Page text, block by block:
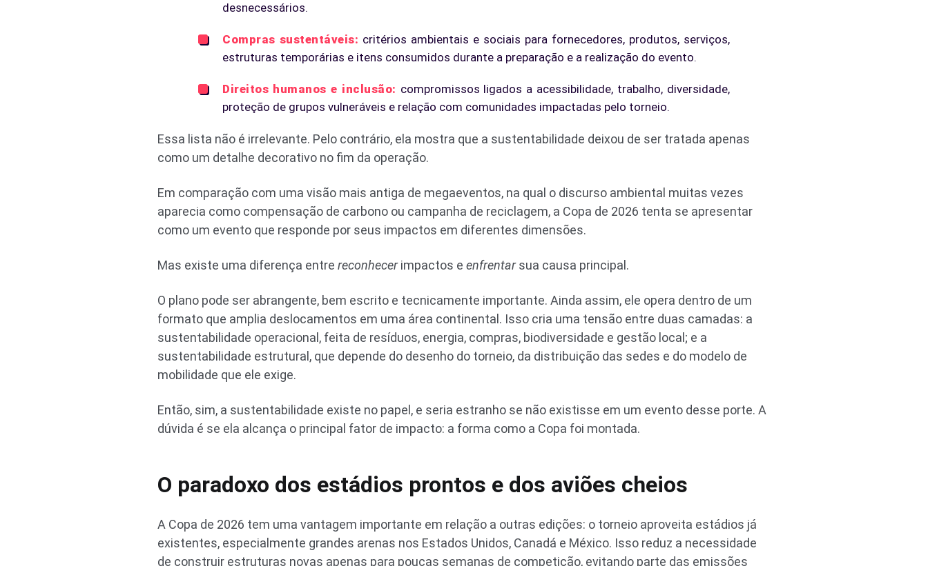
desnecessários.
Compras sustentáveis: critérios ambientais e sociais para fornecedores, produtos, serviços,
estruturas temporárias e itens consumidos durante a preparação e a realização do evento.
Direitos humanos e inclusão: compromissos ligados a acessibilidade, trabalho, diversidade,
proteção de grupos vulneráveis e relação com comunidades impactadas pelo torneio.
Essa lista não é irrelevante. Pelo contrário, ela mostra que a sustentabilidade deixou de ser tratada apenas
como um detalhe decorativo no fim da operação.
Em comparação com uma visão mais antiga de megaeventos, na qual o discurso ambiental muitas vezes
aparecia como compensação de carbono ou campanha de reciclagem, a Copa de 2026 tenta se apresentar
como um evento que responde por seus impactos em diferentes dimensões.
Mas existe uma diferença entre reconhecerimpactos e enfrentarsua causa principal.
O plano pode ser abrangente, bem escrito e tecnicamente importante. Ainda assim, ele opera dentro de um
formato que amplia deslocamentos em uma área continental. Isso cria uma tensão entre duas camadas: a
sustentabilidade operacional, feita de resíduos, energia, compras, biodiversidade e gestão local; e a
sustentabilidade estrutural, que depende do desenho do torneio, da distribuição das sedes e do modelo de
mobilidade que ele exige.
Então, sim, a sustentabilidade existe no papel, e seria estranho se não existisse em um evento desse porte. A
dúvida é se ela alcança o principal fator de impacto: a forma como a Copa foi montada.
O paradoxo dos estádios prontos e dos aviões cheios
A Copa de 2026 tem uma vantagem importante em relação a outras edições: o torneio aproveita estádios já
existentes, especialmente grandes arenas nos Estados Unidos, Canadá e México. Isso reduz a necessidade
de construir estruturas novas apenas para poucas semanas de competição, evitando parte das emissões